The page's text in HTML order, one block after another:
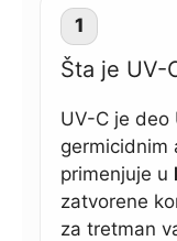
1
Šta je UV-
UV-C je deo
germicidnim
primenjuje u
zatvorene
za tretman